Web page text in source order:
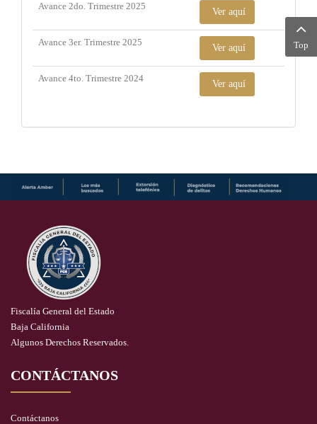
Avance 2do. Trimestre 2025
Ver aquí
Avance 3er. Trimestre 2025
Ver aquí
Avance 4to. Trimestre 2024
Ver aquí
Fiscalía General del Estado
Baja California
Algunos Derechos Reservados.
CONTÁCTANOS
Contáctanos
Top